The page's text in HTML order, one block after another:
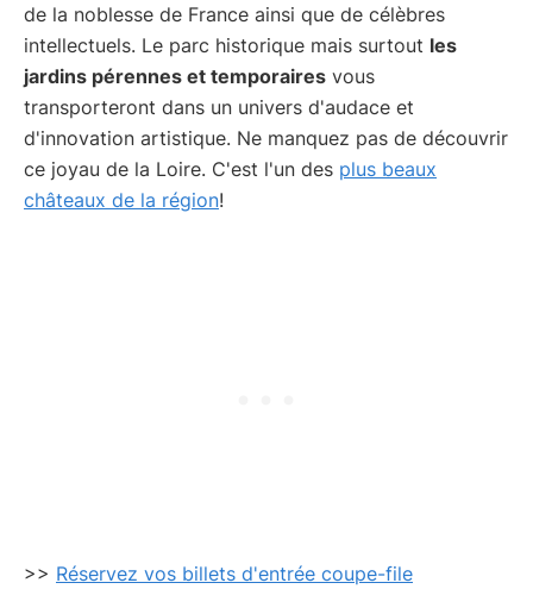
de la noblesse de France ainsi que de célèbres
intellectuels. Le parc historique mais surtout les
jardins pérennes et temporaires vous
transporteront dans un univers d'audace et
d'innovation artistique. Ne manquez pas de découvrir
ce joyau de la Loire. C'est l'un des plus beaux
châteaux de la région!
>> Réservez vos billets d'entrée coupe-file